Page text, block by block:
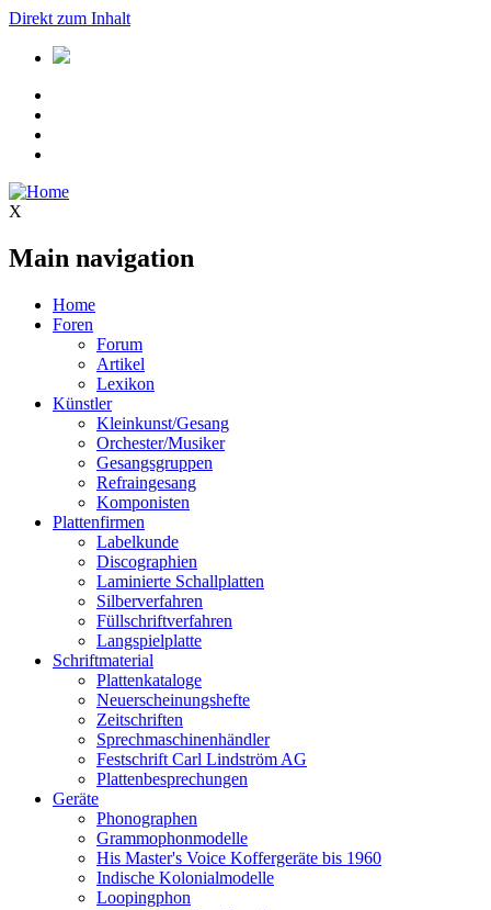
Direkt zum Inhalt
X
Main navigation
Home
Foren
Forum
Artikel
Lexikon
Künstler
Kleinkunst/Gesang
Orchester/Musiker
Gesangsgruppen
Refraingesang
Komponisten
Plattenfirmen
Labelkunde
Discographien
Laminierte Schallplatten
Silberverfahren
Füllschriftverfahren
Langspielplatte
Schriftmaterial
Plattenkataloge
Neuerscheinungshefte
Zeitschriften
Sprechmaschinenhändler
Festschrift Carl Lindström AG
Plattenbesprechungen
Geräte
Phonographen
Grammophonmodelle
His Master's Voice Koffergeräte bis 1960
Indische Kolonialmodelle
Loopingphon